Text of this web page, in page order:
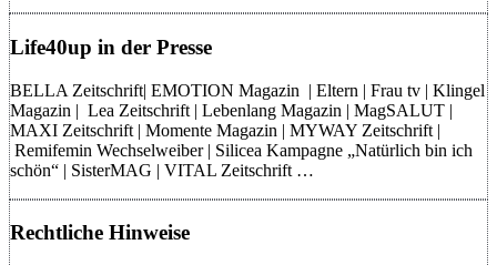
Life40up in der Presse
BELLA Zeitschrift| EMOTION Magazin | Eltern | Frau tv | Klingel
Magazin | Lea Zeitschrift | Lebenlang Magazin | MagSALUT |
MAXI Zeitschrift | Momente Magazin | MYWAY Zeitschrift |
Remifemin Wechselweiber | Silicea Kampagne „Natürlich bin ich
schön“ | SisterMAG | VITAL Zeitschrift …
Rechtliche Hinweise